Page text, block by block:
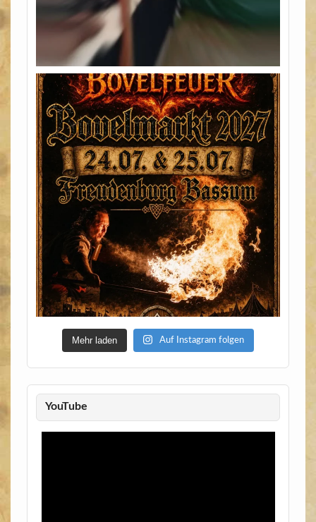
Mehr laden Auf Instagram folgen
YouTube